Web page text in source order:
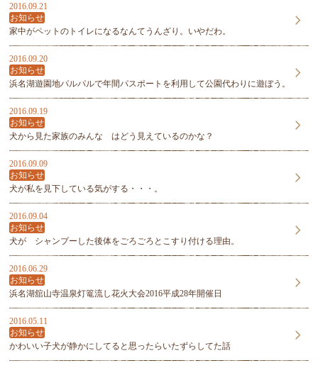
2016.09.21
お知らせ
家中がペットのトイレになるなんてうんざり。いやだわ。
2016.09.20
お知らせ
浜名湖遊園地パルパルで年間パスポートを利用して公園代わりに遊ぼう。
2016.09.19
お知らせ
犬から見た家族のみんな はどう見えているのかな？
2016.09.09
お知らせ
犬が私を見下している気がする・・・。
2016.09.04
お知らせ
犬が シャンプーした後体をごろごろとこすり付ける理由。
2016.06.29
お知らせ
浜名湖舘山寺温泉灯篭流し花火大会2016平成28年開催日
2016.05.11
お知らせ
かわいい子犬が静かにしてると思ったらいたずらしてた話